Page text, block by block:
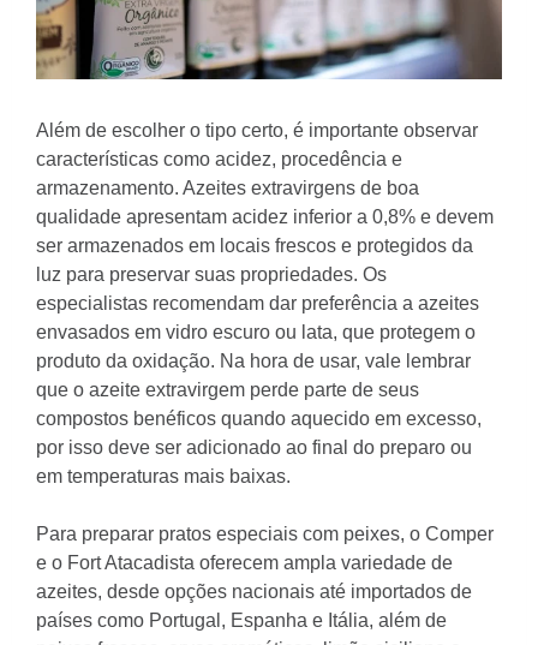
Além de escolher o tipo certo, é importante observar
características como acidez, procedência e
armazenamento. Azeites extravirgens de boa
qualidade apresentam acidez inferior a 0,8% e devem
ser armazenados em locais frescos e protegidos da
luz para preservar suas propriedades. Os
especialistas recomendam dar preferência a azeites
envasados em vidro escuro ou lata, que protegem o
produto da oxidação. Na hora de usar, vale lembrar
que o azeite extravirgem perde parte de seus
compostos benéficos quando aquecido em excesso,
por isso deve ser adicionado ao final do preparo ou
em temperaturas mais baixas.
Para preparar pratos especiais com peixes, o Comper
e o Fort Atacadista oferecem ampla variedade de
azeites, desde opções nacionais até importados de
países como Portugal, Espanha e Itália, além de